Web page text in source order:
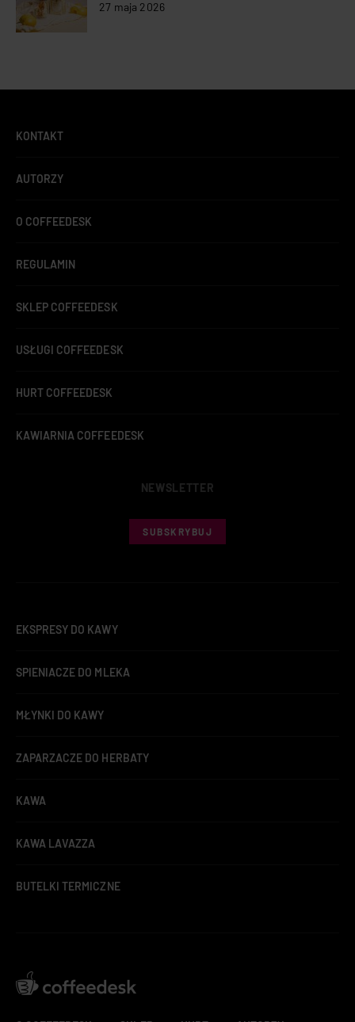
27 maja 2026
KONTAKT
AUTORZY
O COFFEEDESK
REGULAMIN
SKLEP COFFEEDESK
USŁUGI COFFEEDESK
HURT COFFEEDESK
KAWIARNIA COFFEEDESK
NEWSLETTER
SUBSKRYBUJ
EKSPRESY DO KAWY
SPIENIACZE DO MLEKA
MŁYNKI DO KAWY
ZAPARZACZE DO HERBATY
KAWA
KAWA LAVAZZA
BUTELKI TERMICZNE